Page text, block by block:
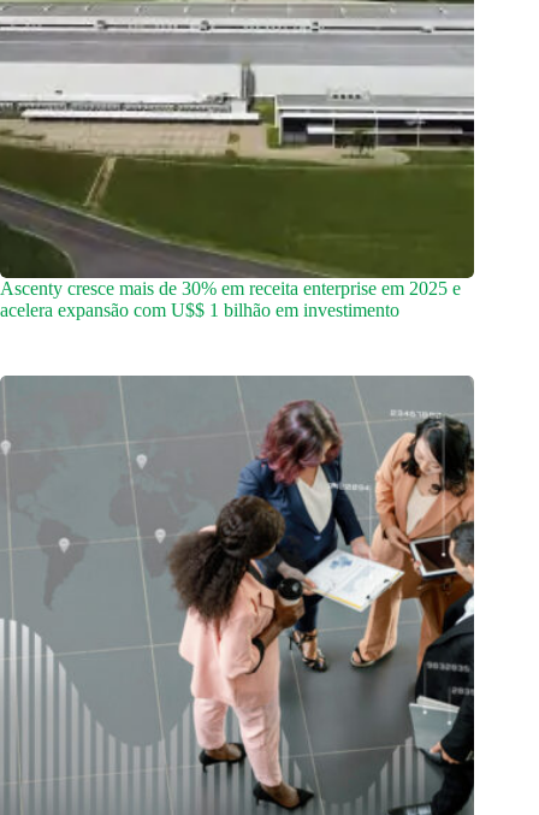
Ascenty cresce mais de 30% em receita enterprise em 2025 e
acelera expansão com U$$ 1 bilhão em investimento